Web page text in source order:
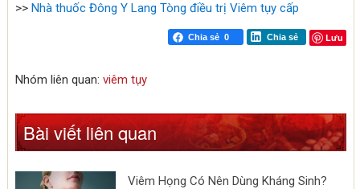
>> Nhà thuốc Đông Y Lang Tòng điều trị Viêm tụy cấp
Chia sẻ 0 Chia sẻ Lưu
Nhóm liên quan: viêm tụy
Bài viết liên quan
Viêm Họng Có Nên Dùng Kháng Sinh?